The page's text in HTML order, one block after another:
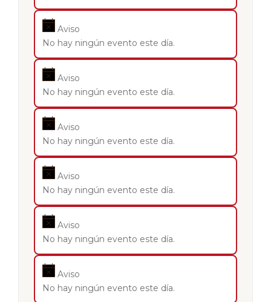
Aviso
No hay ningún evento este día.
Aviso
No hay ningún evento este día.
Aviso
No hay ningún evento este día.
Aviso
No hay ningún evento este día.
Aviso
No hay ningún evento este día.
Aviso
No hay ningún evento este día.